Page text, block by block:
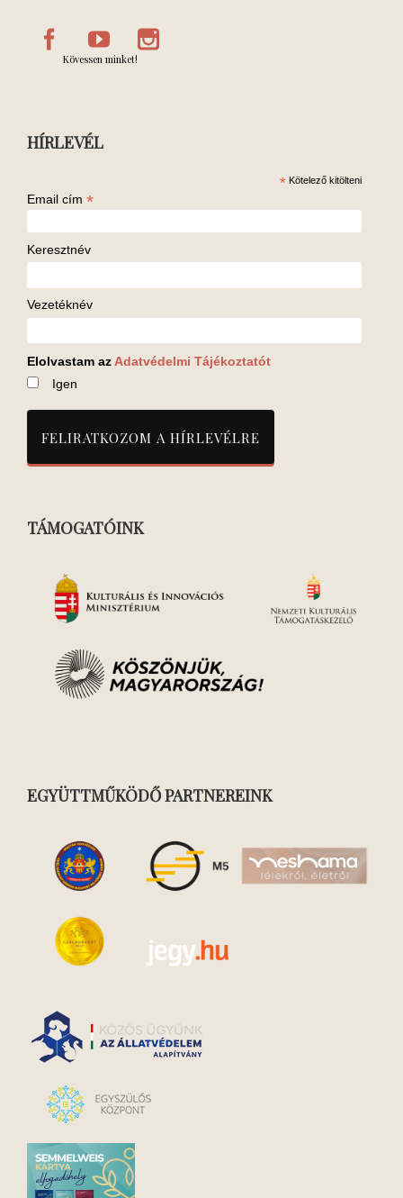
Kövessen minket!
HÍRLEVÉL
* Kötelező kitölteni
Email cím *
Keresztnév
Vezetéknév
Elolvastam az Adatvédelmi Tájékoztatót
Igen
TÁMOGATÓINK
EGYÜTTMŰKÖDŐ PARTNEREINK